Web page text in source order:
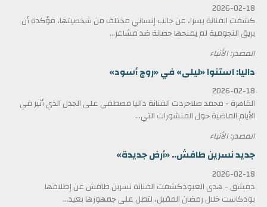
2026-02-18
كشفت الفنانة يسرا، عن جانب إنساني مختلف من شخصيتها، مؤكدة أن
بريق النجومية لم يمنحها حصانة ضد مشاعر...
المصدر: الأنباء
داليا: استنوا «ليلى» في «روج أسود»
2026-02-18
القاهرة - محمد صلاحردت الفنانة داليا مصطفى على الجدل الذي أثير في
الأيام الماضية حول المنشورات التي...
المصدر: الأنباء
جديد نسرين طافش.. «أرض جديدة»
2026-02-18
دمشق - هدى العبودكشفت الفنانة نسرين طافش عن إطلاقها
بودكاست خلال رمضان المقبل، لتطل على جمهورها بعيد...